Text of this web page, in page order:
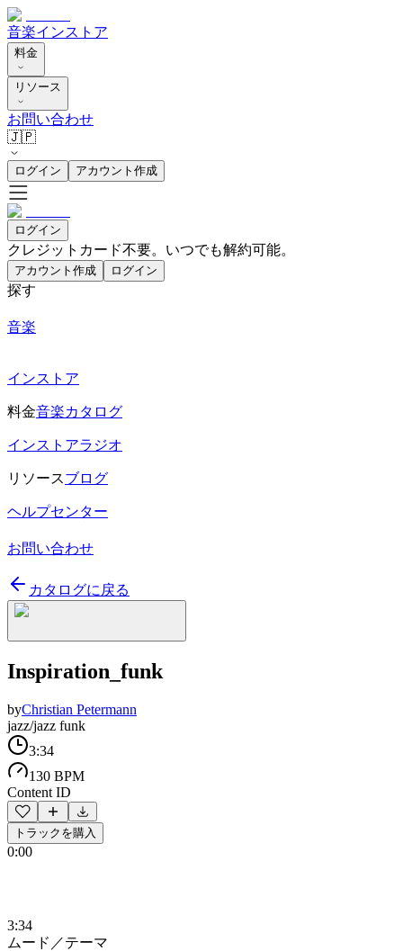
音楽インストア
料金
リソース
お問い合わせ
🇯🇵
ログイン アカウント作成
ログイン
クレジットカード不要。いつでも解約可能。
アカウント作成 ログイン
探す
音楽
インストア
料金音楽カタログ
インストアラジオ
リソースブログ
ヘルプセンター
お問い合わせ
カタログに戻る
Inspiration_funk
byChristian Petermann
jazz/jazz funk
3:34
130 BPM
Content ID
トラックを購入
0:00
3:34
ムード／テーマ